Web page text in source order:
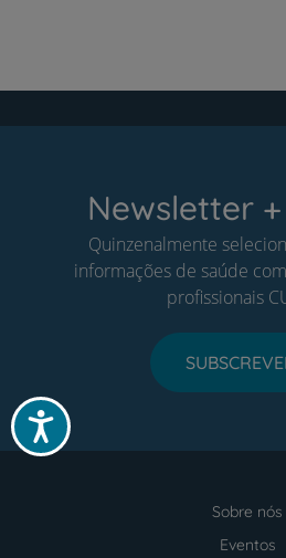
Acessibilidade
Newsletter
Quinzenalmente
informações de saúde
profissionais
Sobre nós
Eventos